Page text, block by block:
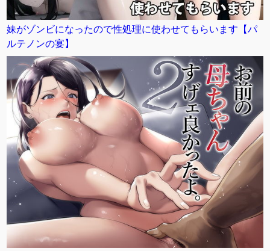
妹がゾンビになったので性処理に使わせてもらいます【パ
ルテノンの宴】